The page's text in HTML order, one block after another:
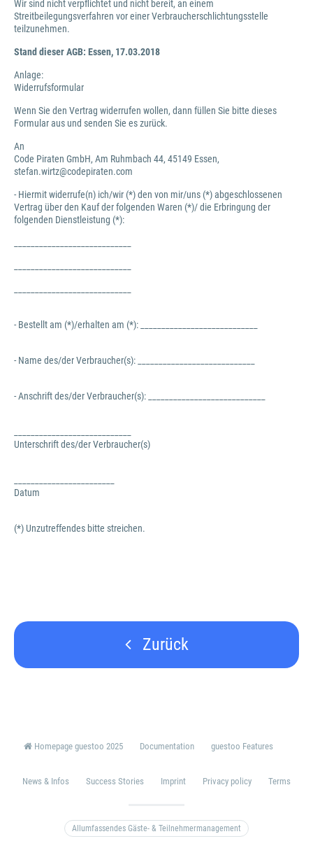
Wir sind nicht verpflichtet und nicht bereit, an einem
Streitbeilegungsverfahren vor einer Verbraucherschlichtungsstelle
teilzunehmen.
Stand dieser AGB: Essen, 17.03.2018
Anlage:
Widerrufsformular
Wenn Sie den Vertrag widerrufen wollen, dann füllen Sie bitte dieses
Formular aus und senden Sie es zurück.
An
Code Piraten GmbH, Am Ruhmbach 44, 45149 Essen,
stefan.wirtz@codepiraten.com
- Hiermit widerrufe(n) ich/wir (*) den von mir/uns (*) abgeschlossenen
Vertrag über den Kauf der folgenden Waren (*)/ die Erbringung der
folgenden Dienstleistung (*):
- Bestellt am (*)/erhalten am (*): ____________________________
- Name des/der Verbraucher(s): ____________________________
- Anschrift des/der Verbraucher(s): ____________________________
Unterschrift des/der Verbraucher(s)
Datum
(*) Unzutreffendes bitte streichen.
Zurück
Homepage guestoo 2025 Documentation guestoo Features
News & Infos Success Stories Imprint Privacy policy Terms
Allumfassendes Gäste- & Teilnehmermanagement